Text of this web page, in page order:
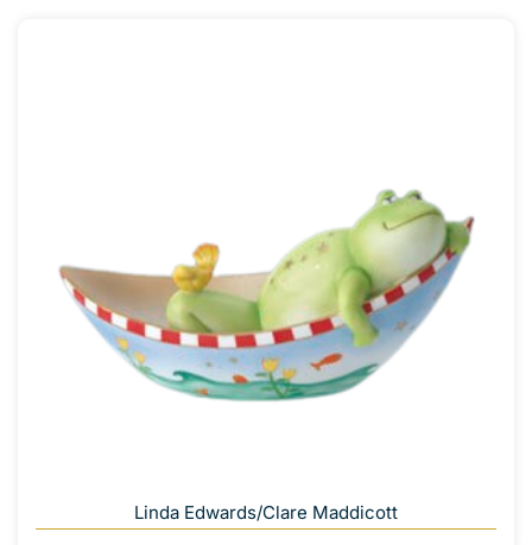
Linda Edwards/Clare Maddicott